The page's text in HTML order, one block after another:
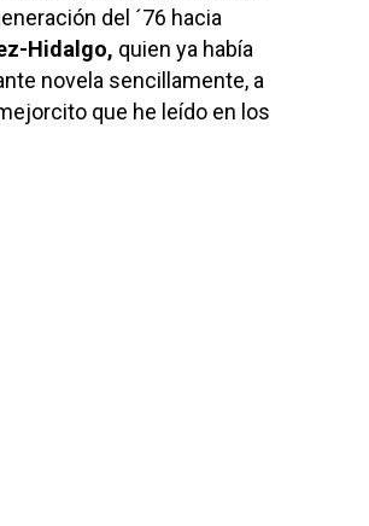
del ´76 hacia
Hidalgo, quien ya había
novela sencillamente, a
que he leído en los